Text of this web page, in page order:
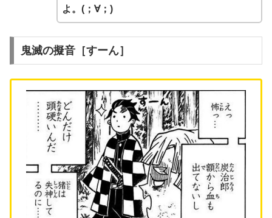
よ。(；∀；)
鬼滅の擬音［すーん］